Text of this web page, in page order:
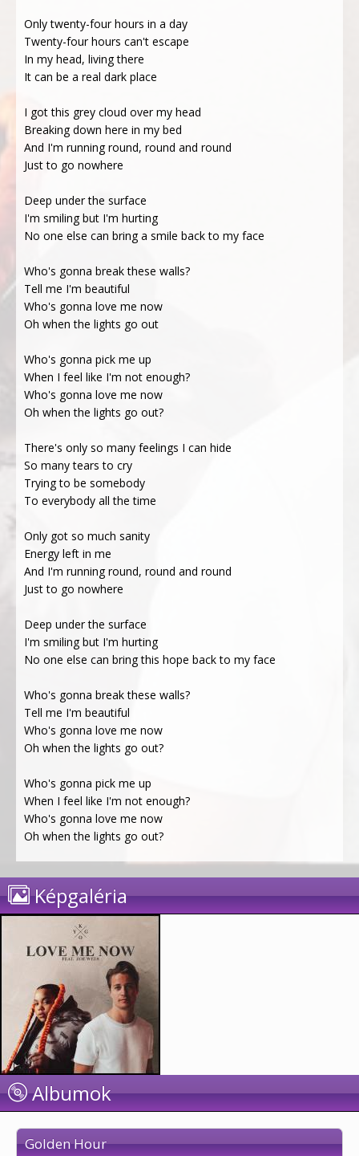
Only twenty-four hours in a day
Twenty-four hours can't escape
In my head, living there
It can be a real dark place
I got this grey cloud over my head
Breaking down here in my bed
And I'm running round, round and round
Just to go nowhere
Deep under the surface
I'm smiling but I'm hurting
No one else can bring a smile back to my face
Who's gonna break these walls?
Tell me I'm beautiful
Who's gonna love me now
Oh when the lights go out
Who's gonna pick me up
When I feel like I'm not enough?
Who's gonna love me now
Oh when the lights go out?
There's only so many feelings I can hide
So many tears to cry
Trying to be somebody
To everybody all the time
Only got so much sanity
Energy left in me
And I'm running round, round and round
Just to go nowhere
Deep under the surface
I'm smiling but I'm hurting
No one else can bring this hope back to my face
Who's gonna break these walls?
Tell me I'm beautiful
Who's gonna love me now
Oh when the lights go out?
Who's gonna pick me up
When I feel like I'm not enough?
Who's gonna love me now
Oh when the lights go out?
Képgaléria
Albumok
Golden Hour